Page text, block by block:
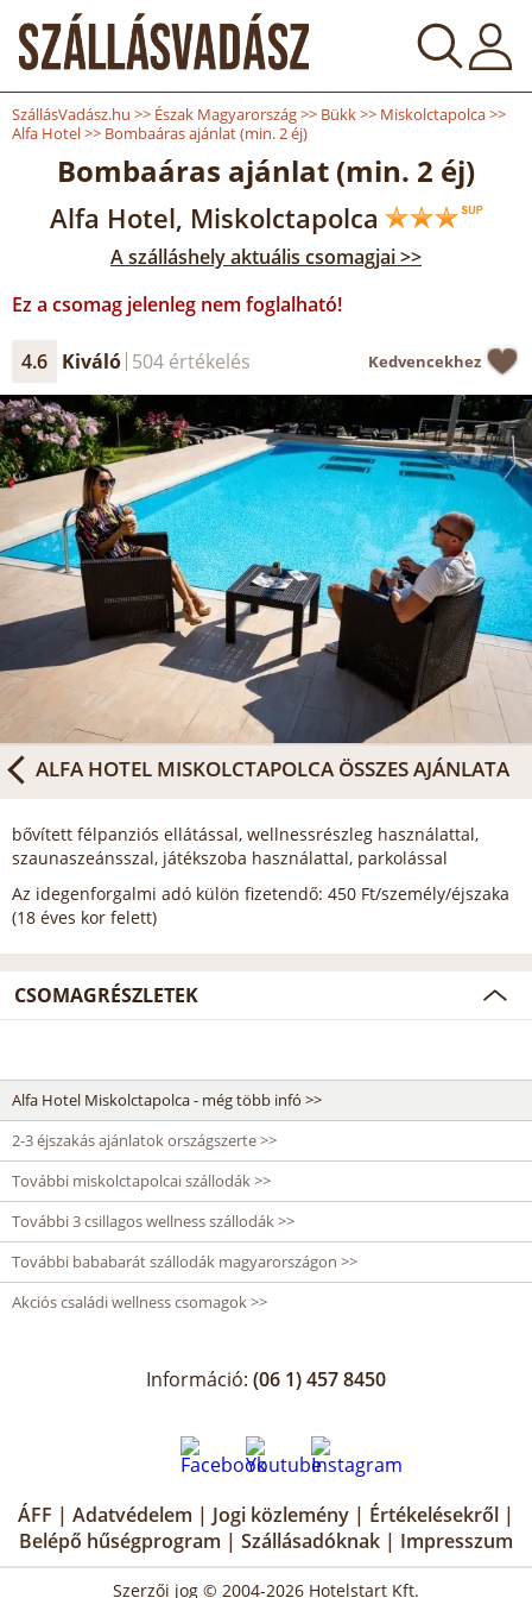
SzállásVadász.hu >> Észak Magyarország>> Bükk>> Miskolctapolca>>
Alfa Hotel>> Bombaáras ajánlat (min. 2 éj)
Bombaáras ajánlat (min. 2 éj)
Alfa Hotel, Miskolctapolca
A szálláshely aktuális csomagjai >>
Ez a csomag jelenleg nem foglalható!
4.6 Kiváló 504 értékelés Kedvencekhez
ALFA HOTEL MISKOLCTAPOLCA ÖSSZES AJÁNLATA
bővített félpanziós ellátással, wellnessrészleg használattal,
szaunaszeánsszal, játékszoba használattal, parkolással
Az idegenforgalmi adó külön fizetendő: 450 Ft/személy/éjszaka
(18 éves kor felett)
CSOMAGRÉSZLETEK
Alfa Hotel Miskolctapolca - még több infó >>
2-3 éjszakás ajánlatok országszerte >>
További miskolctapolcai szállodák >>
További 3 csillagos wellness szállodák >>
További bababarát szállodák magyarországon >>
Akciós családi wellness csomagok >>
Információ: (06 1) 457 8450
ÁFF | Adatvédelem | Jogi közlemény | Értékelésekről |
Belépő hűségprogram | Szállásadóknak | Impresszum
Szerzői jog © 2004-2026 Hotelstart Kft.